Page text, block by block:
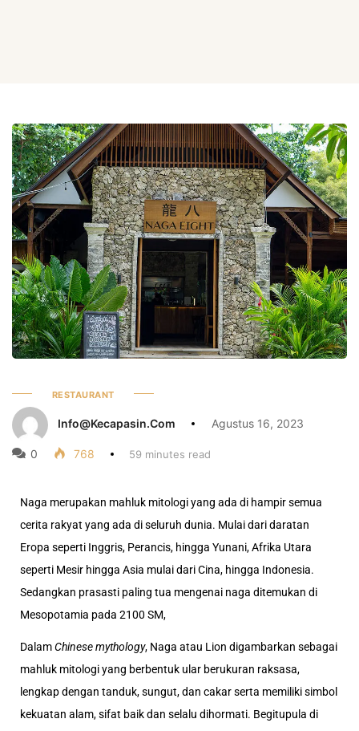
RESTAURANT
Info@kecapasin.com Agustus 16, 2023
0 768 59 minutes read
Naga merupakan mahluk mitologi yang ada di hampir semua
cerita rakyat yang ada di seluruh dunia. Mulai dari daratan
Eropa seperti Inggris, Perancis, hingga Yunani, Afrika Utara
seperti Mesir hingga Asia mulai dari Cina, hingga Indonesia.
Sedangkan prasasti paling tua mengenai naga ditemukan di
Mesopotamia pada 2100 SM,
DalamChinese mythology, Naga atau Lion digambarkan sebagai
mahluk mitologi yang berbentuk ular berukuran raksasa,
lengkap dengan tanduk, sungut, dan cakar serta memiliki simbol
kekuatan alam, sifat baik dan selalu dihormati. Begitupula di